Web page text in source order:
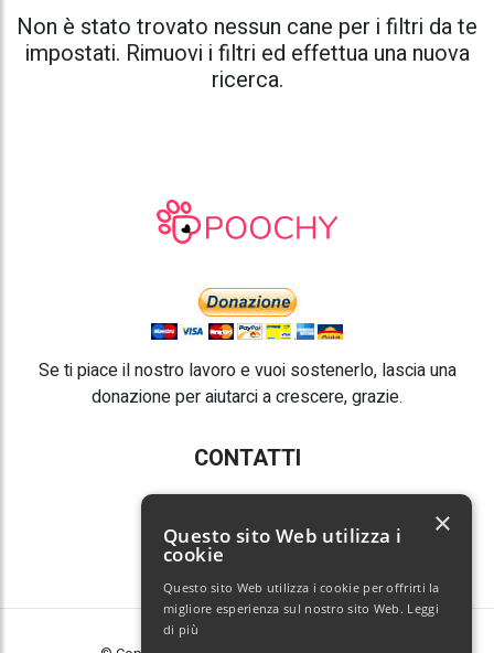
Non è stato trovato nessun cane per i filtri da te
impostati. Rimuovi i filtri ed effettua una nuova
ricerca.
Se ti piace il nostro lavoro e vuoi sostenerlo, lascia una
donazione per aiutarci a crescere, grazie.
CONTATTI
E-mail:info@poochy.it
Questo sito Web utilizza i
cookie
Questo sito Web utilizza i cookie per offrirti la
migliore esperienza sul nostro sito Web. Leggi
di più
×